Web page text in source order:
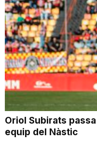
Oriol Subirats
equip del Nàstic